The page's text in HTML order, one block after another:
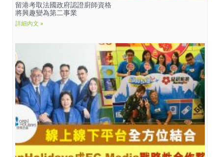
留港考取法國政府認證廚師資格
將興趣變為第二事業
詳細內文 »